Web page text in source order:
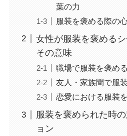
葉の力
服装を褒める際の
女性が服装を褒める
その意味
職場で服装を褒め
友人・家族間で服
恋愛における服装
服装を褒められた時
ョン